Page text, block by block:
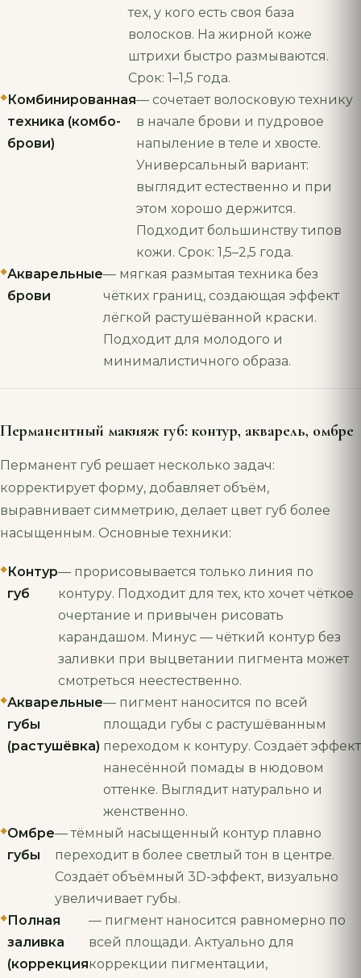
тех, у кого есть своя база
волосков. На жирной коже
штрихи быстро размываются.
Срок: 1–1,5 года.
Комбинированная
техника (комбо-
брови)
— сочетает волосковую технику
в начале брови и пудровое
напыление в теле и хвосте.
Универсальный вариант:
выглядит естественно и при
этом хорошо держится.
Подходит большинству типов
кожи. Срок: 1,5–2,5 года.
Акварельные
брови
— мягкая размытая техника без
чётких границ, создающая эффект
лёгкой растушёванной краски.
Подходит для молодого и
минималистичного образа.
Перманентный макияж губ: контур, акварель, омбре
Перманент губ решает несколько задач:
корректирует форму, добавляет объём,
выравнивает симметрию, делает цвет губ более
насыщенным. Основные техники:
Контур
губ
— прорисовывается только линия по
контуру. Подходит для тех, кто хочет чёткое
очертание и привычен рисовать
карандашом. Минус — чёткий контур без
заливки при выцветании пигмента может
смотреться неестественно.
Акварельные
губы
(растушёвка)
— пигмент наносится по всей
площади губы с растушёванным
переходом к контуру. Создаёт эффект
нанесённой помады в нюдовом
оттенке. Выглядит натурально и
женственно.
Омбре
губы
— тёмный насыщенный контур плавно
переходит в более светлый тон в центре.
Создаёт объёмный 3D-эффект, визуально
увеличивает губы.
Полная
заливка
(коррекция
— пигмент наносится равномерно по
всей площади. Актуально для
коррекции пигментации,